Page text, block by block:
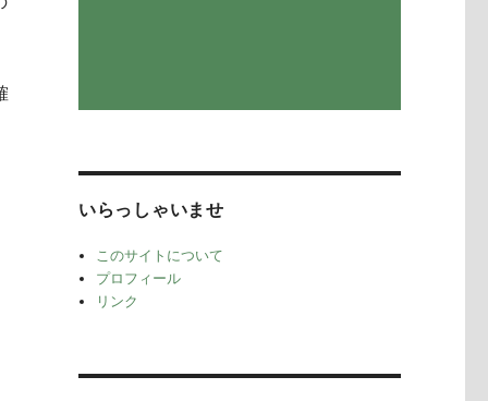
いらっしゃいませ
このサイトについて
プロフィール
リンク